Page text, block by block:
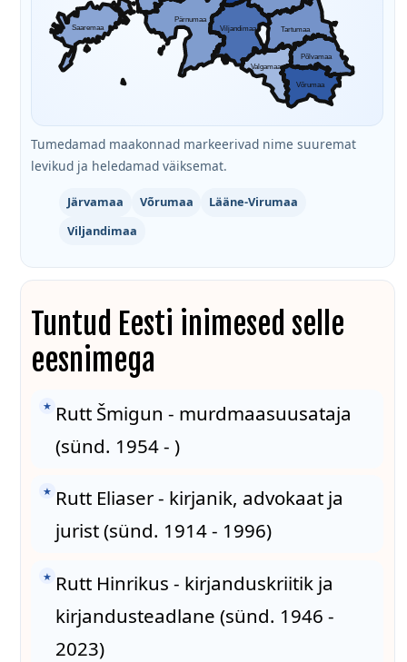
Saaremaa
Pärnumaa
Viljandimaa
Tartumaa
Põlvamaa
Võrumaa
Valgamaa
Tumedamad maakonnad markeerivad nime suuremat
levikud ja heledamad väiksemat.
Järvamaa Võrumaa
Lääne-Virumaa
Viljandimaa
Tuntud Eesti inimesed selle
eesnimega
★ Rutt Šmigun - murdmaasuusataja
(sünd. 1954 - )
★ Rutt Eliaser - kirjanik, advokaat ja
jurist (sünd. 1914 - 1996)
★ Rutt Hinrikus - kirjanduskriitik ja
kirjandusteadlane (sünd. 1946 -
2023)